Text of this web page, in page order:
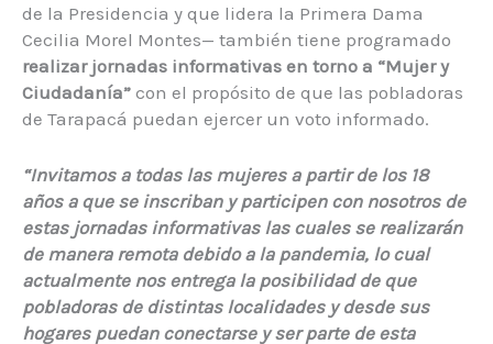
de la Presidencia y que lidera la Primera Dama
Cecilia Morel Montes— también tiene programado
realizar jornadas informativas en torno a “Mujer y
Ciudadanía” con el propósito de que las pobladoras
de Tarapacá puedan ejercer un voto informado.
“Invitamos a todas las mujeres a partir de los 18
años a que se inscriban y participen con nosotros de
estas jornadas informativas las cuales se realizarán
de manera remota debido a la pandemia, lo cual
actualmente nos entrega la posibilidad de que
pobladoras de distintas localidades y desde sus
hogares puedan conectarse y ser parte de esta